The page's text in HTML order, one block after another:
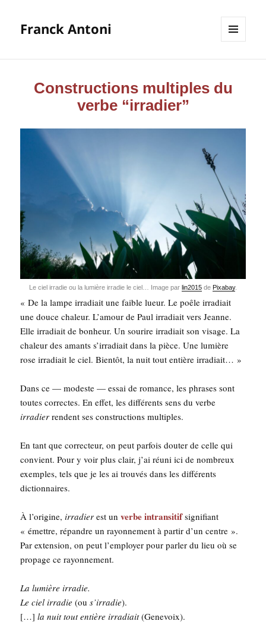
Franck Antoni
ET
Constructions multiples du
verbe “irradier”
Le ciel irra­die ou la lumière irra­die le ciel… Image par lin2015 de Pixa­bay.
« De la lampe irra­diait une faible lueur. Le poêle irra­diait
une douce cha­leur. L’amour de Paul irra­diait vers Jeanne.
Elle irra­diait de bon­heur. Un sou­rire irra­diait son visage. La
cha­leur des amants s’ir­ra­diait dans la pièce. Une lumière
rose irra­diait le ciel. Bien­tôt, la nuit tout entière irradiait… »
Dans ce — modeste — essai de romance, les phrases sont
toutes cor­rectes. En effet, les dif­fé­rents sens du verbe
irra­dier rendent ses construc­tions multiples.
En tant que cor­rec­teur, on peut par­fois dou­ter de celle qui
convient. Pour y voir plus clair, j’ai réuni ici de nom­breux
exemples, tels que je les ai trou­vés dans les dif­fé­rents
dictionnaires.
À l’origine,irra­dier est unverbe intran­si­tifsigni­fiant
« émettre, répandre un rayon­ne­ment à par­tir d’un centre ».
Par exten­sion, on peut l’employer pour par­ler du lieu où se
pro­page ce rayonnement.
La lumière irra­die.
Le ciel irra­die (ous’irradie).
[…]la nuit tout entière irra­diait(Gene­voix).